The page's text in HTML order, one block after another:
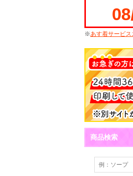
08
※あす着サービス
商品検索